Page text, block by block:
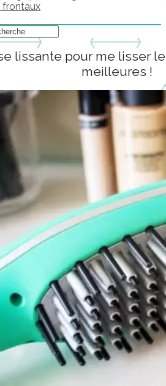
frontaux
lissante pour me lisser
meilleures !